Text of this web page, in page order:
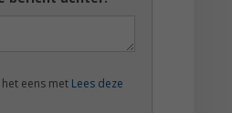
het eens met Lees deze